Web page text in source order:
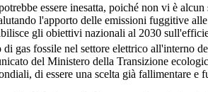
essere inesatta, poiché non vi è alcun
l'apporto delle emissioni fuggitive
gli obiettivi nazionali al 2030
gas fossile nel settore elettrico all'interno
del Ministero della Transizione
di essere una scelta già fallimentare